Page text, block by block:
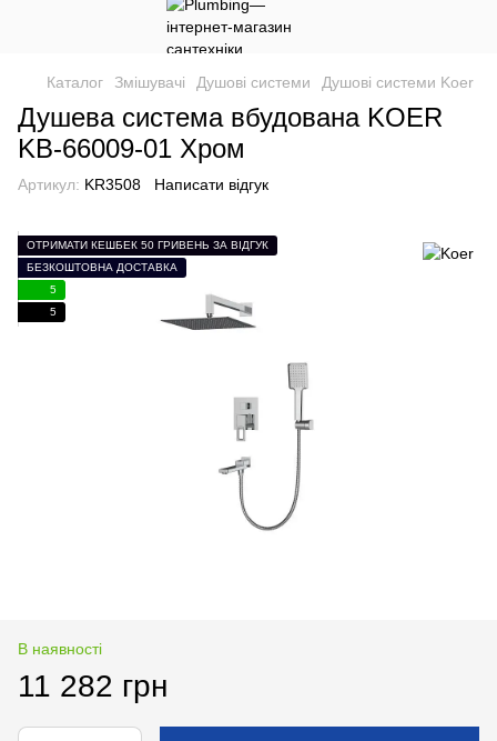
Каталог Змішувачі Душові системи Душові системи Koer
Душева система вбудована KOER
KB-66009-01 Хром
Артикул: KR3508 Написати відгук
ОТРИМАТИ КЕШБЕК 50 ГРИВЕНЬ ЗА ВІДГУК
БЕЗКОШТОВНА ДОСТАВКА
5
5
В наявності
11 282 грн